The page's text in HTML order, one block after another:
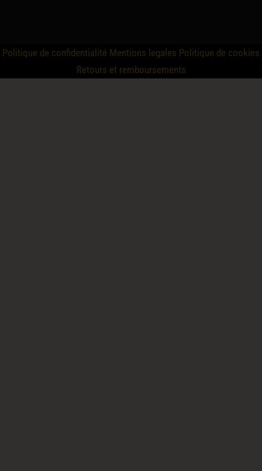
Politique de confidentialité Mentions legales Politique de cookies
Retours et remboursements